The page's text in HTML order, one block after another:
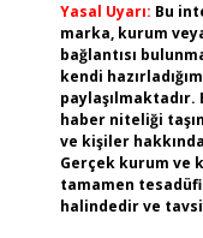
Yasal Uyarı: Bu
marka, kurum
bağlantısı
kendi
haber niteliği
ve kişiler
Gerçek kurum ve
tamamen
halindedir ve